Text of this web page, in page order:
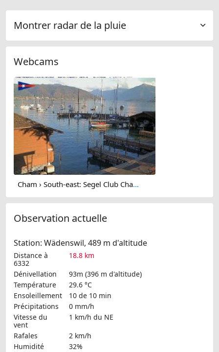
Montrer radar de la pluie
Webcams
Cham › South-east: Segel Club Cham - Lake Zug
Observation actuelle
Station: Wädenswil, 489 m d'altitude
Distance à
6332
18.8 km
Dénivellation
93m (396 m d'altitude)
Température
29.6 °C
Ensoleillement
10 de 10 min
Précipitations
0 mm/h
Vitesse du
vent
1 km/h du NE
Rafales
2 km/h
Humidité
32%